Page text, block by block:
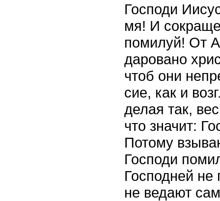
Господи
мя! И
помилуй! От
даровано
чтоб они
сие, как и
делая так,
что значит:
Потому
Господи
Господней не
не ведают